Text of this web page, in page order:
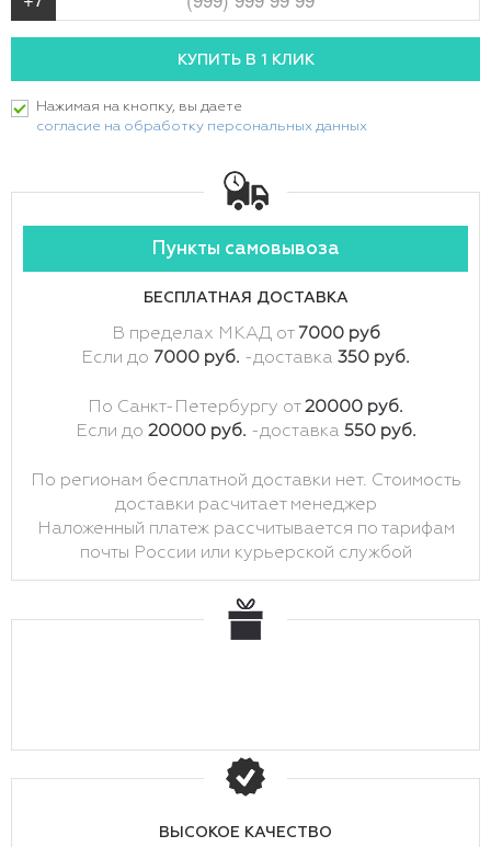
Нажимая на кнопку, вы даете
согласие на обработку персональных данных
Пункты самовывоза
БЕСПЛАТНАЯ ДОСТАВКА
В пределах МКАД от 7000 руб
Если до 7000 руб. -доставка 350 руб.
По Санкт-Петербургу от20000 руб.
Если до 20000 руб. -доставка 550 руб.
По регионам бесплатной доставки нет. Стоимость
доставки расчитает менеджер
Наложенный платеж рассчитывается по тарифам
почты России или курьерской службой
ВЫСОКОЕ КАЧЕСТВО